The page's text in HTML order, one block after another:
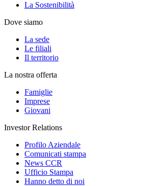
La Sostenibilità
Dove siamo
La sede
Le filiali
Il territorio
La nostra offerta
Famiglie
Imprese
Giovani
Investor Relations
Profilo Aziendale
Comunicati stampa
News CCR
Ufficio Stampa
Hanno detto di noi